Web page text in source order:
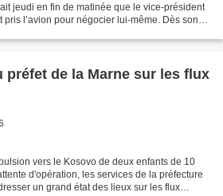
jeudi en fin de matinée que le vice-président
l’avion pour négocier lui-même. Dès son
préfet de la Marne sur les flux
vers le Kosovo de deux enfants de 10
d'opération, les services de la préfecture
un grand état des lieux sur les flux